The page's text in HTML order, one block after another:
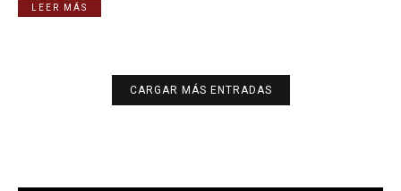
LEER MÁS
CARGAR MÁS ENTRADAS